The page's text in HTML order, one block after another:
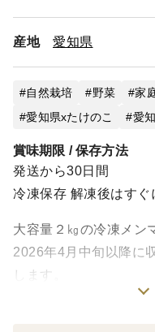
産地 愛知県
自然栽培 野菜 家
愛知県xたけのこ
愛
賞味期限 / 保存方法
発送から30日間
冷凍保存 解凍後はす
大容量２㎏の冷凍メン
2026年4月中旬以降に
します。
2026年5月12日以降の